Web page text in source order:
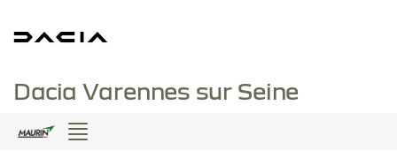
Dacia Varennes sur Seine
Menu